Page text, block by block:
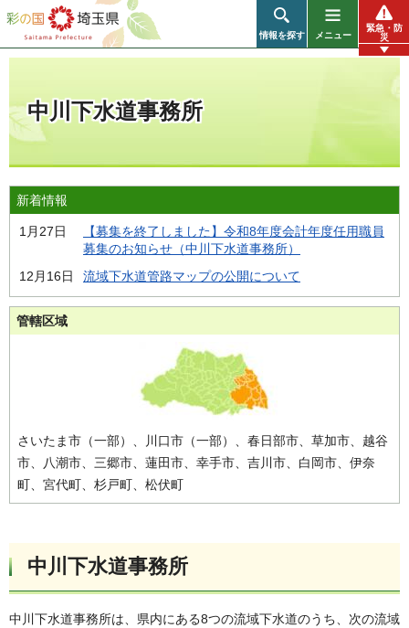
彩の国 埼玉県
情報を探す メニュー
緊急・防
災
中川下水道事務所
新着情報
1月27日
【募集を終了しました】令和8年度会計年度任用職員
募集のお知らせ（中川下水道事務所）
12月16日
流域下水道管路マップの公開について
管轄区域
さいたま市（一部）、川口市（一部）、春日部市、草加市、越谷
市、八潮市、三郷市、蓮田市、幸手市、吉川市、白岡市、伊奈
町、宮代町、杉戸町、松伏町
中川下水道事務所
中川下水道事務所は、県内にある8つの流域下水道のうち、次の流域